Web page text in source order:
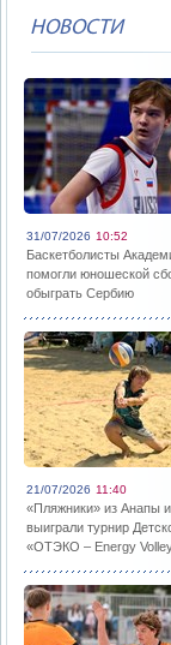
НОВОСТИ
31/07/2026 10:52
Баскетболисты
помогли юношеской
обыграть Сербию
21/07/2026 11:40
«Пляжники» из Анапы
выиграли турнир
«ОТЭКО – Energy